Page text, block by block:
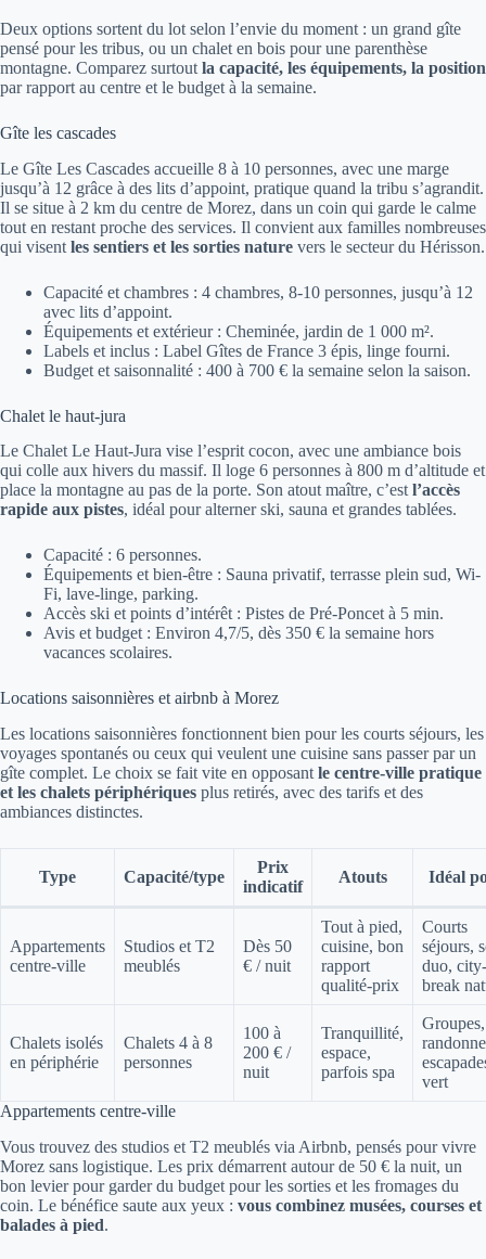
Deux options sortent du lot selon l’envie du moment : un grand gîte
pensé pour les tribus, ou un chalet en bois pour une parenthèse
montagne. Comparez surtout la capacité, les équipements, la position
par rapport au centre et le budget à la semaine.
Gîte les cascades
Le Gîte Les Cascades accueille 8 à 10 personnes, avec une marge
jusqu’à 12 grâce à des lits d’appoint, pratique quand la tribu s’agrandit.
Il se situe à 2 km du centre de Morez, dans un coin qui garde le calme
tout en restant proche des services. Il convient aux familles nombreuses
qui visent les sentiers et les sorties nature vers le secteur du Hérisson.
Capacité et chambres : 4 chambres, 8-10 personnes, jusqu’à 12
avec lits d’appoint.
Équipements et extérieur : Cheminée, jardin de 1 000 m².
Labels et inclus : Label Gîtes de France 3 épis, linge fourni.
Budget et saisonnalité : 400 à 700 € la semaine selon la saison.
Chalet le haut-jura
Le Chalet Le Haut-Jura vise l’esprit cocon, avec une ambiance bois
qui colle aux hivers du massif. Il loge 6 personnes à 800 m d’altitude et
place la montagne au pas de la porte. Son atout maître, c’est l’accès
rapide aux pistes, idéal pour alterner ski, sauna et grandes tablées.
Capacité : 6 personnes.
Équipements et bien-être : Sauna privatif, terrasse plein sud, Wi-
Fi, lave-linge, parking.
Accès ski et points d’intérêt : Pistes de Pré-Poncet à 5 min.
Avis et budget : Environ 4,7/5, dès 350 € la semaine hors
vacances scolaires.
Locations saisonnières et airbnb à Morez
Les locations saisonnières fonctionnent bien pour les courts séjours, les
voyages spontanés ou ceux qui veulent une cuisine sans passer par un
gîte complet. Le choix se fait vite en opposant le centre-ville pratique
et les chalets périphériques plus retirés, avec des tarifs et des
ambiances distinctes.
Type Capacité/type
Prix
indicatif
Atouts Idéal
Appartements
centre-ville
Studios et T2
meublés
Dès 50
€ / nuit
Tout à pied,
cuisine, bon
rapport
qualité-prix
Courts
séjours,
duo, city-
break
Chalets isolés
en périphérie
Chalets 4 à 8
personnes
100 à
200 € /
nuit
Tranquillité,
espace,
parfois spa
Groupes,
vert
Appartements centre-ville
Vous trouvez des studios et T2 meublés via Airbnb, pensés pour vivre
Morez sans logistique. Les prix démarrent autour de 50 € la nuit, un
bon levier pour garder du budget pour les sorties et les fromages du
coin. Le bénéfice saute aux yeux : vous combinez musées, courses et
balades à pied.